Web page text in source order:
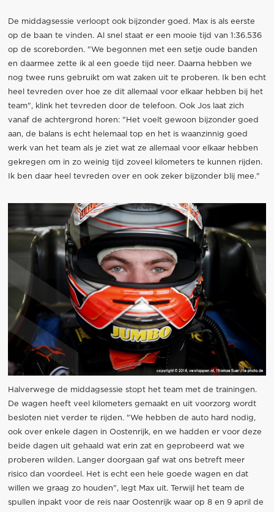
De middagsessie verloopt ook bijzonder goed. Max is als eerste
op de baan te vinden. Al snel staat er een mooie tijd van 1:36.536
op de scoreborden. "We begonnen met een setje oude banden
en daarmee zette ik al een goede tijd neer. Daarna hebben we
nog twee runs gebruikt om wat zaken uit te proberen. Ik ben echt
heel tevreden over hoe ze dit allemaal voor elkaar hebben bij het
team", klink het tevreden door de telefoon. Ook Jos laat zich
vanaf de achtergrond horen: "Het voelt gewoon bijzonder goed
aan, de balans is echt helemaal top en het is waanzinnig goed
werk van het team als je ziet wat ze allemaal voor elkaar hebben
gekregen om in zo weinig tijd zoveel kilometers te kunnen rijden.
Ik ben daar heel tevreden over en ook zeker bijzonder blij mee."
Halverwege de middagsessie stopt het team met de trainingen.
De wagen heeft veel kilometers gemaakt en uit voorzorg wordt
besloten niet verder te rijden. "We hebben de auto hard nodig,
ook over enkele dagen in Oostenrijk, en we hadden er voor deze
beide dagen uit gehaald wat erin zat en geprobeerd wat we
proberen wilden. Langer doorgaan gaf wat ons betreft meer
risico dan voordeel. Het is echt een hele goede wagen en dat
willen we graag zo houden", legt Max uit. Terwijl het team de
spullen inpakt voor de reis naar Oostenrijk waar op 8 en 9 april de